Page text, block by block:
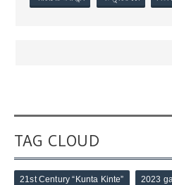
TAG CLOUD
21st Century “Kunta Kinte” 2023